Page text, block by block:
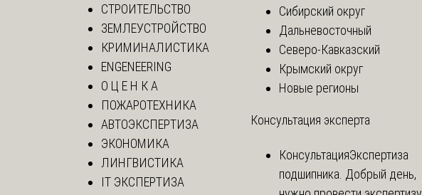
СТРОИТЕЛЬСТВО
ЗЕМЛЕУСТРОЙСТВО
КРИМИНАЛИСТИКА
ENGENEERING
О Ц Е Н К А
ПОЖАРОТЕХНИКА
АВТОЭКСПЕРТИЗА
ЭКОНОМИКА
ЛИНГВИСТИКА
IT ЭКСПЕРТИЗА
Сибирский округ
Дальневосточный
Северо-Кавказский
Крымский округ
Новые регионы
Консультация эксперта
КонсультацияЭкспертиза
подшипника. Добрый день,